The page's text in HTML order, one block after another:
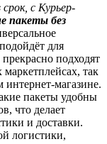
с Курьер-
пакеты без
для
подходят
так
магазине.
пакеты удобны
что делает
и доставки.
логистики,